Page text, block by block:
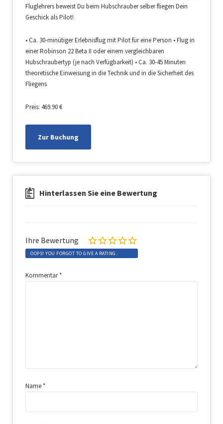
Fluglehrers beweist Du beim Hubschrauber selber fliegen Dein
Geschick als Pilot!
• Ca. 30-minütiger Erlebnisflug mit Pilot für eine Person • Flug in
einer Robinson 22 Beta II oder einem vergleichbaren
Hubschraubertyp (je nach Verfügbarkeit) • Ca. 30-45 Minuten
theoretische Einweisung in die Technik und in die Sicherheit des
Fliegens
Preis: 469.90 €
Zur Buchung
Hinterlassen Sie eine Bewertung
Ihre Bewertung
OOPS! YOU FORGOT TO GIVE A RATING.
Kommentar*
Name *